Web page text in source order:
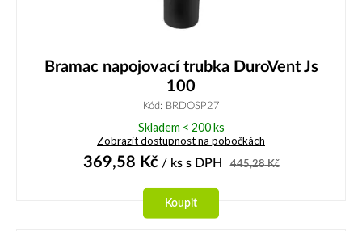
Bramac napojovací trubka DuroVent Js
100
Kód: BRDOSP27
Skladem < 200 ks
Zobrazit dostupnost na pobočkách
369,58 Kč/ ks s DPH 445,28Kč
Koupit